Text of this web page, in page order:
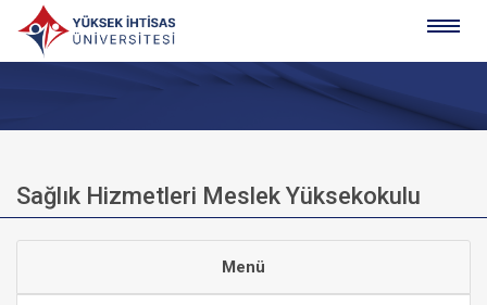
Sağlık Hizmetleri Meslek Yüksekokulu
Menü